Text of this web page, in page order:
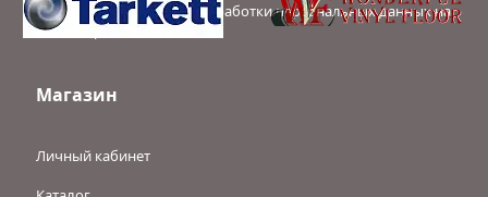
Политика в отношении обработки персональных данных на
сайте intpol.ru
Магазин
Личный кабинет